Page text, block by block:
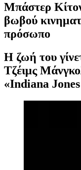
Μπάστερ
βωβού
πρόσωπο
Η ζωή του
Τζέιμς
«Indiana